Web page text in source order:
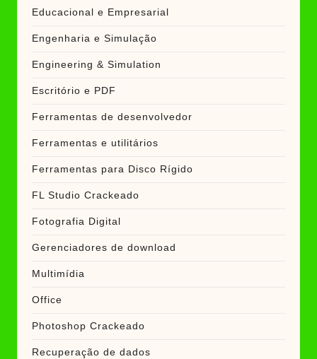
Educacional e Empresarial
Engenharia e Simulação
Engineering & Simulation
Escritório e PDF
Ferramentas de desenvolvedor
Ferramentas e utilitários
Ferramentas para Disco Rígido
FL Studio Crackeado
Fotografia Digital
Gerenciadores de download
Multimídia
Office
Photoshop Crackeado
Recuperação de dados